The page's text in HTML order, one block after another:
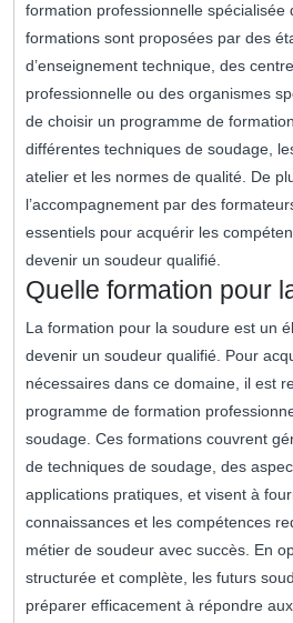
formation professionnelle spécialisée
formations sont proposées par des
d’enseignement technique, des
professionnelle ou des organismes
de choisir un programme de
différentes techniques de soudage,
atelier et les normes de qualité. De
l’accompagnement par des
essentiels pour acquérir les
devenir un soudeur qualifié.
Quelle formation pour
La formation pour la soudure est un
devenir un soudeur qualifié. Pour
nécessaires dans ce domaine, il est
programme de formation
soudage. Ces formations couvrent
de techniques de soudage, des
applications pratiques, et visent à
connaissances et les compétences
métier de soudeur avec succès. En
structurée et complète, les futurs
préparer efficacement à répondre